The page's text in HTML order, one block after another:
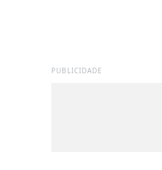
PUBLICIDADE